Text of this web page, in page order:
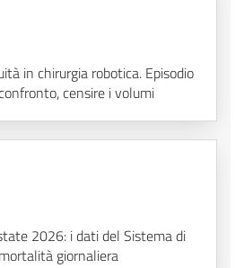
in chirurgia robotica. Episodio
censire i volumi
2026: i dati del Sistema di
giornaliera